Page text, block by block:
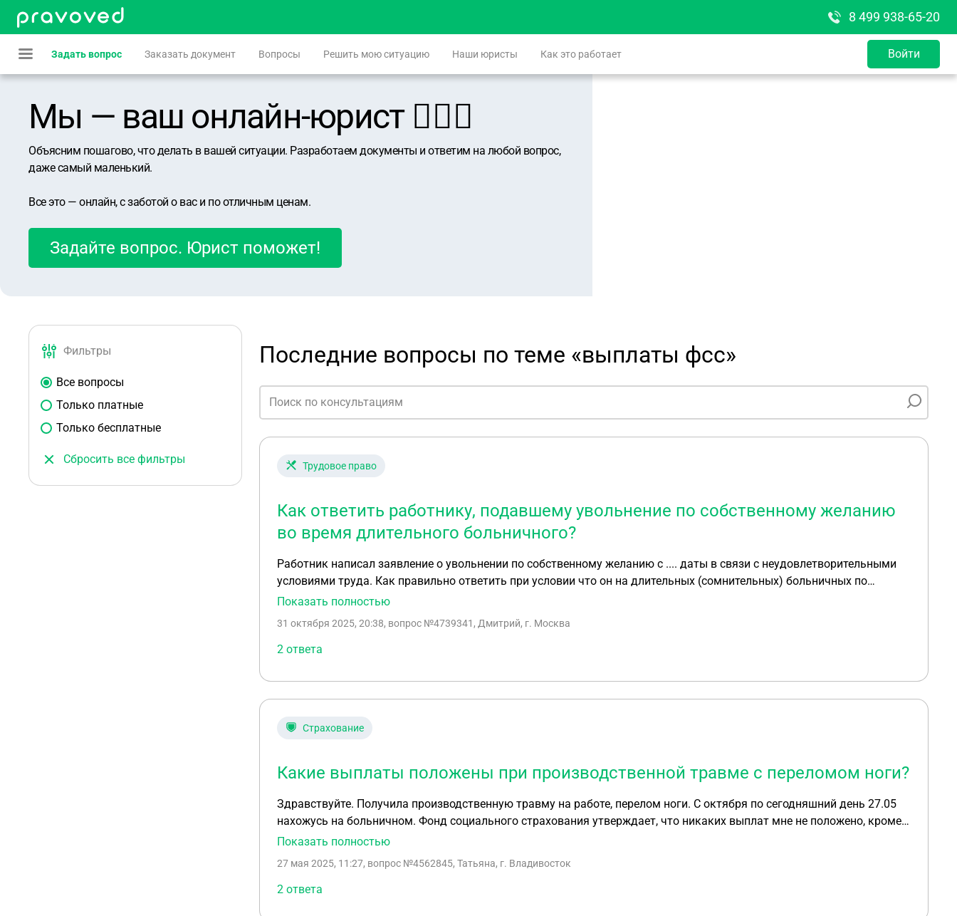
8 499 938-65-20
Задать вопрос Заказать документ Вопросы Решить мою ситуацию Наши юристы Как это работает Войти
Мы — ваш онлайн-юрист 👨🏻‍⚖️
Объясним пошагово, что делать в вашей ситуации. Разработаем документы и ответим на любой вопрос,
даже самый маленький.
Все это — онлайн, с заботой о вас и по отличным ценам.
Задайте вопрос. Юрист поможет!
Фильтры
Все вопросы
Только платные
Только бесплатные
Сбросить все фильтры
Последние вопросы по теме «выплаты фсс»
Трудовое право
Как ответить работнику, подавшему увольнение по собственному желанию
во время длительного больничного?
Работник написал заявление о увольнении по собственному желанию с .... даты в связи с неудовлетворительными
условиями труда. Как правильно ответить при условии что он на длительных (сомнительных) больничных по
которым идет проверка в ФСС и пр органах, при подтверждении хотелось бы компенсации как минимум
Показать полностью
31 октября 2025, 20:38, вопрос №4739341, Дмитрий, г. Москва
2 ответа
Страхование
Какие выплаты положены при производственной травме с переломом ноги?
Здравствуйте. Получила производственную травму на работе, перелом ноги. С октября по сегодняшний день 27.05
нахожусь на больничном. Фонд социального страхования утверждает, что никаких выплат мне не положено, кроме
обычного больничного. Подскажите, так ли это и какие выплаты мне положены!
Показать полностью
27 мая 2025, 11:27, вопрос №4562845, Татьяна, г. Владивосток
2 ответа